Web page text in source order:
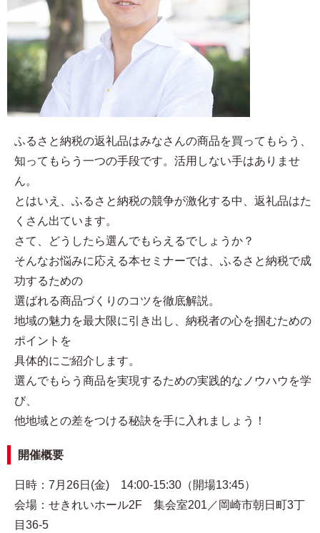
ふるさと納税の返礼品はみなさんの商品を買ってもらう、
知ってもらう一つの手段です。活用しない手はありませ
ん。
とはいえ、ふるさと納税の競争が激化する中、返礼品はた
くさん出ています。
さて、どうしたら選んでもらえるでしょうか？
そんなお悩みに応える本セミナーでは、ふるさと納税で成
功するための
選ばれる商品づくりのコツを徹底解説。
地域の魅力を最大限に引き出し、納税者の心を掴むための
ポイントを
具体的にご紹介します。
選んでもらう商品を実現するための実践的なノウハウを学
び、
他地域との差をつける秘訣を手に入れましょう！
開催概要
日時：7月26日(金) 14:00-15:30（開場13:45）
会場：せきれいホール2F 集会室201／岡崎市朝日町3丁
目36-5